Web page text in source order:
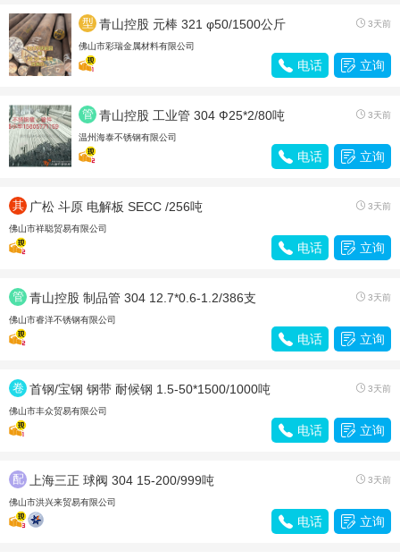
型
材
青山控股 元棒 321 φ50/1500公斤  3天前
佛山市彩瑞金属材料有限公司
 电话  立询
管
材
青山控股 工业管 304 Ф25*2/80吨  3天前
温州海泰不锈钢有限公司
 电话  立询
其
他
广松 斗原 电解板 SECC /256吨  3天前
佛山市祥聪贸易有限公司
 电话  立询
管
材
青山控股 制品管 304 12.7*0.6-1.2/386支  3天前
佛山市睿洋不锈钢有限公司
 电话  立询
卷
带
首钢/宝钢 钢带 耐候钢 1.5-50*1500/1000吨  3天前
佛山市丰众贸易有限公司
 电话  立询
配
件
上海三正 球阀 304 15-200/999吨  3天前
佛山市洪兴来贸易有限公司
 电话  立询